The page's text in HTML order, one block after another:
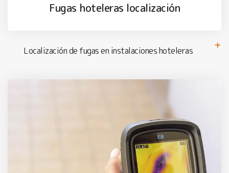
Fugas hoteleras localización
Localización de fugas en instalaciones hoteleras